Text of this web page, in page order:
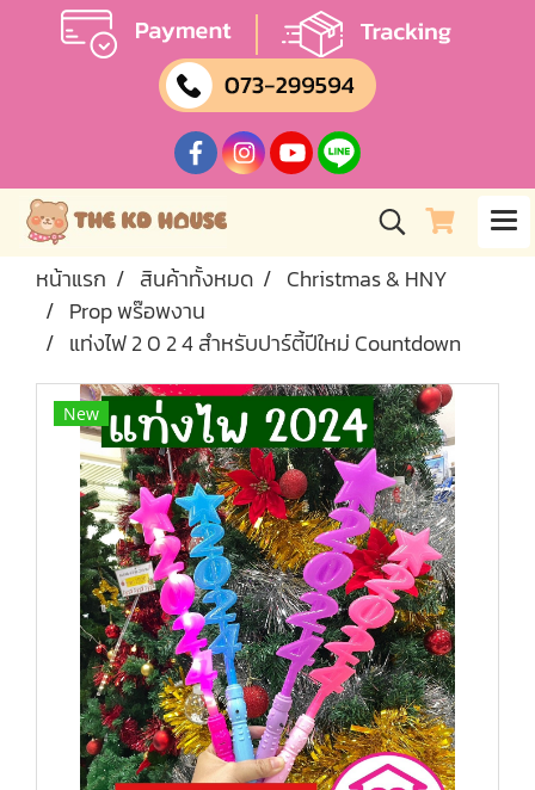
หน้าแรก สินค้าทั้งหมด
Christmas & HNY
Prop พร๊อพงาน
แท่งไฟ 2 0 2 4 สำหรับปาร์ตี้ปีใหม่ Countdown
New